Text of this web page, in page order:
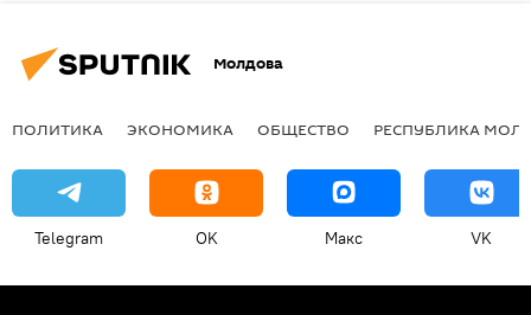
Молдова
ПОЛИТИКА ЭКОНОМИКА ОБЩЕСТВО РЕСПУБЛИКА
Telegram OK Макс VK